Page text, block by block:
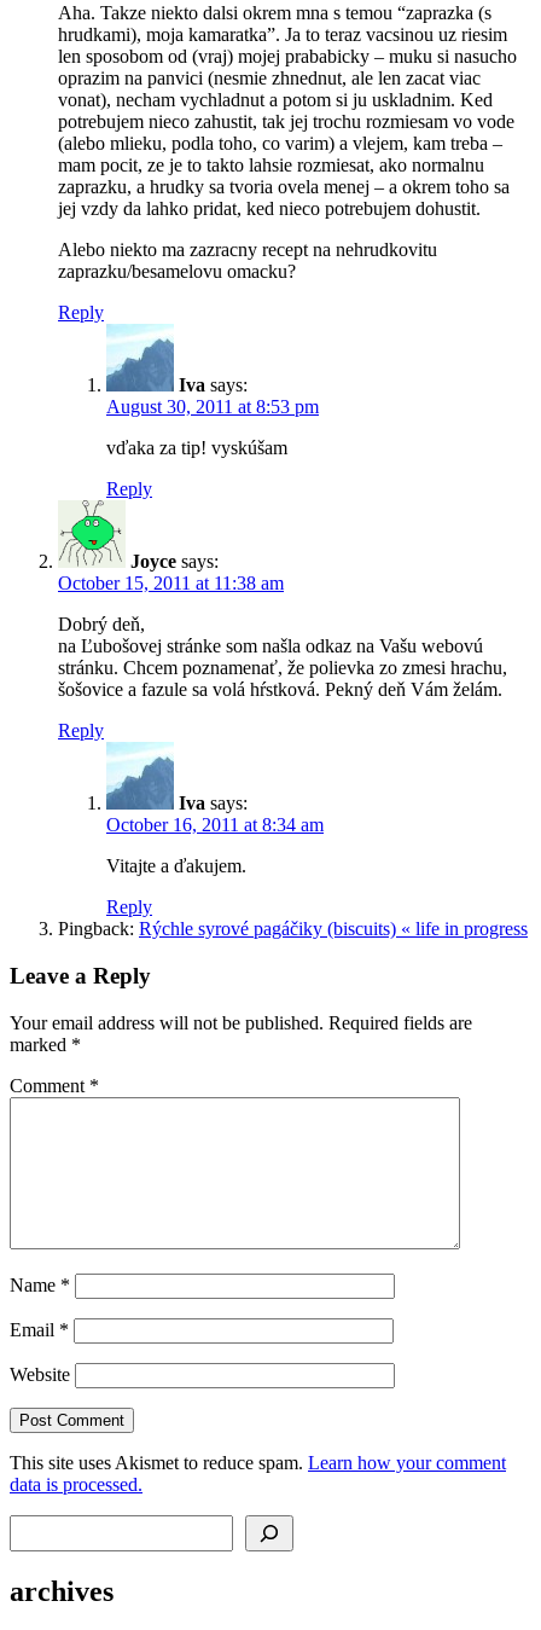
Aha. Takze niekto dalsi okrem mna s temou “zaprazka (s
hrudkami), moja kamaratka”. Ja to teraz vacsinou uz riesim
len sposobom od (vraj) mojej prababicky – muku si nasucho
oprazim na panvici (nesmie zhnednut, ale len zacat viac
vonat), necham vychladnut a potom si ju uskladnim. Ked
potrebujem nieco zahustit, tak jej trochu rozmiesam vo vode
(alebo mlieku, podla toho, co varim) a vlejem, kam treba –
mam pocit, ze je to takto lahsie rozmiesat, ako normalnu
zaprazku, a hrudky sa tvoria ovela menej – a okrem toho sa
jej vzdy da lahko pridat, ked nieco potrebujem dohustit.
Alebo niekto ma zazracny recept na nehrudkovitu
zaprazku/besamelovu omacku?
Reply
Iva says:
August 30, 2011 at 8:53 pm
vďaka za tip! vyskúšam
Reply
Joyce says:
October 15, 2011 at 11:38 am
Dobrý deň,
na Ľubošovej stránke som našla odkaz na Vašu webovú
stránku. Chcem poznamenať, že polievka zo zmesi hrachu,
šošovice a fazule sa volá hŕstková. Pekný deň Vám želám.
Reply
Iva says:
October 16, 2011 at 8:34 am
Vitajte a ďakujem.
Reply
Pingback: Rýchle syrové pagáčiky (biscuits) « life in progress
Leave a Reply
Your email address will not be published. Required fields are
marked *
Comment *
Name *
Email *
Website
This site uses Akismet to reduce spam. Learn how your comment
data is processed.
archives